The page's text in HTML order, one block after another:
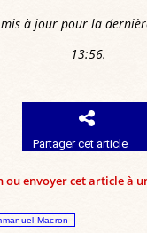
à jour pour la
13:56.
Partager cet article
ou envoyer cet article à
Macron